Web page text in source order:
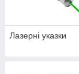
Лазерні указки